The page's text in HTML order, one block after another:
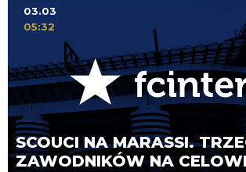
SCOUCI NA MARASSI.
ZAWODNIKÓW NA
03.03
05:32